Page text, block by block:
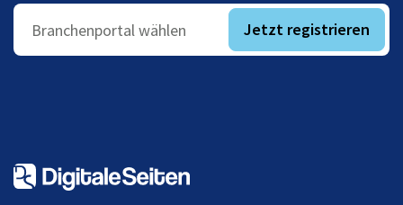
Branchenportal wählen Jetzt registrieren